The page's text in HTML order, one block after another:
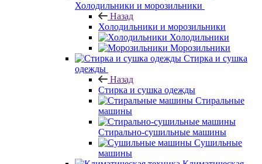
Холодильники и морозильники
Назад
Холодильники и морозильники
Холодильники
Морозильники
Стирка и сушка
одежды
Назад
Стирка и сушка одежды
Стиральные
машины
Стирально-сушильные машины
Сушильные
машины